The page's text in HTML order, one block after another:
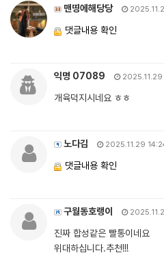
맨띵에해당당
댓글내용 확인
익명 07089 2025.11.29
개육덕지시네요 ㅎㅎ
노다김 2025.11.29
댓글내용 확인
구월동호랭이
진짜 합성같은 빨통이네요
위대하십니다.추천!!!